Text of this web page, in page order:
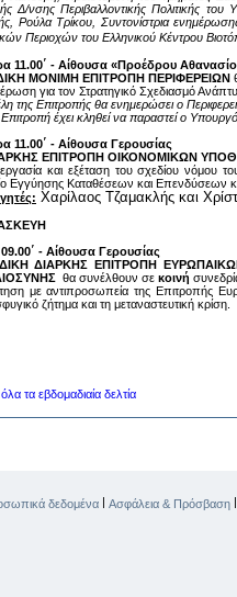
Δ/νσης Περιβαλλοντικής Πολιτικής
Ρούλα Τρίκου, Συντονίστρια
Περιοχών του Ελληνικού Κέντρου
11.00΄ - Αίθουσα «Προέδρου
ΜΟΝΙΜΗ ΕΠΙΤΡΟΠΗ ΠΕΡΙΦΕΡΕΙΩΝ
για τον Στρατηγικό Σχεδιασμό
της Επιτροπής θα ενημερώσει ο
έχει κληθεί να παραστεί ο
11.00΄ - Αίθουσα Γερουσίας
ΕΠΙΤΡΟΠΗ ΟΙΚΟΝΟΜΙΚΩΝ
και εξέταση του σχεδίου
Εγγύησης Καταθέσεων και Επενδύσεων
Χαρίλαος Τζαμακλής και
- Αίθουσα Γερουσίας
ΔΙΑΡΚΗΣ ΕΠΙΤΡΟΠΗ
θα συνέλθουν σε κοινή
με αντιπροσωπεία της Επιτροπής
ζήτημα και τη μεταναστευτική κρίση.
όλα τα εβδομαδιαία δελτία
δεδομένα | Ασφάλεια & Πρόσβαση